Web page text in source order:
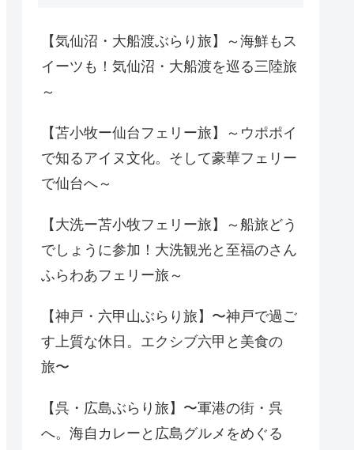
【気仙沼・大船渡ぶらり旅】～海鮮もス
イーツも！気仙沼・大船渡を巡る三陸旅
～
【苫小牧ー仙台フェリー旅】～ウポポイ
で知るアイヌ文化。そして豪華フェリー
で仙台へ～
【大洗ー苫小牧フェリー旅】～船旅どう
でしょうに参加！大洗観光と至福のさん
ふらわあフェリー旅～
【神戸・六甲山ぶらり旅】〜神戸で過ご
す上質な休日。エクシブ六甲と美食の
旅〜
【呉・広島ぶらり旅】〜軍港の街・呉
へ。海自カレーと広島グルメをめぐる